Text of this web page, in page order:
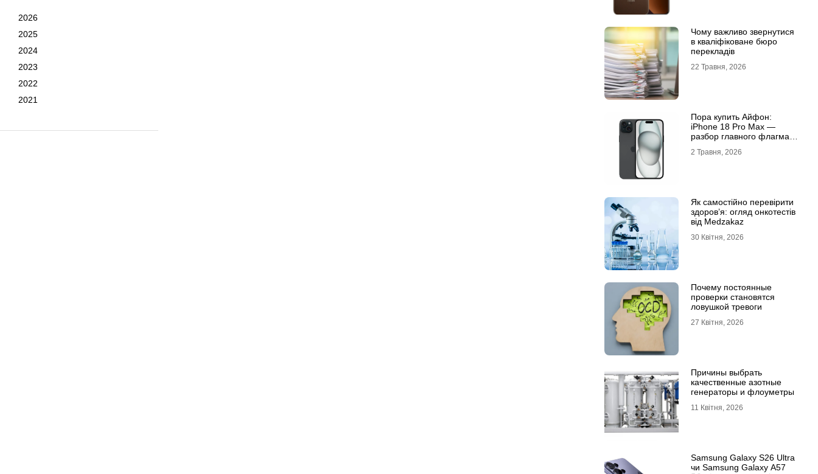
2026
2025
2024
2023
2022
2021
Чому важливо звернутися
в кваліфіковане бюро
перекладів
22 Травня, 2026
Пора купить Айфон:
iPhone 18 Pro Max —
разбор главного флагмана
2 Травня, 2026
Як самостійно перевірити
здоров’я: огляд онкотестів
від Medzakaz
30 Квітня, 2026
Почему постоянные
проверки становятся
ловушкой тревоги
27 Квітня, 2026
Причины выбрать
качественные азотные
генераторы и флоуметры
11 Квітня, 2026
Samsung Galaxy S26 Ultra
чи Samsung Galaxy A57